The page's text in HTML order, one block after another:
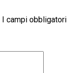
I campi obbligatori